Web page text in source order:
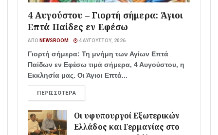
4 Αυγούστου – Γιορτή σήμερα: Άγιοι
Επτά Παίδες εν Εφέσω
ΑΠΌ NEWSROOM 4 ΑΥΓΟΎΣΤΟΥ, 2026
Γιορτή σήμερα: Τη μνήμη των Αγίων Επτά
Παίδων εν Εφέσω τιμά σήμερα, 4 Αυγούστου, η
Εκκλησία μας. Οι Άγιοι Επτά...
ΠΕΡΙΣΣΌΤΕΡΑ
Οι υφυπουργοί Εξωτερικών
Ελλάδος και Γερμανίας στο